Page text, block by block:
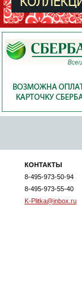
КОНТАКТЫ
8-495-973-50-94
8-495-973-55-40
K-Plitka@inbox.ru